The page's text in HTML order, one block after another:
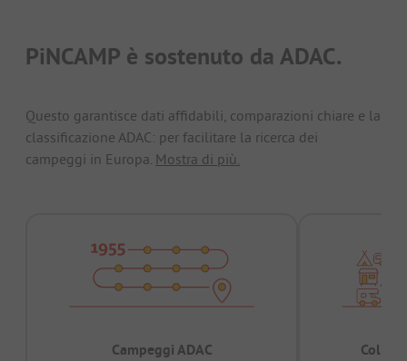
PiNCAMP è sostenuto da ADAC.
Questo garantisce dati affidabili, comparazioni chiare e la
classificazione ADAC: per facilitare la ricerca dei
campeggi in Europa. Mostra di più.
Campeggi ADAC